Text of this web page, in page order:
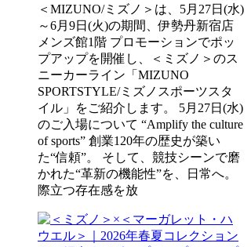
＜MIZUNO/ミズノ＞は、5月27日(水)
～6月9日(火)の期間、伊勢丹新宿店
メンズ館1階 プロモーションでポッ
プアップを開催し、＜ミズノ＞のス
ニーカーライン「MIZUNO
SPORTSTYLE/ミズノスポーツスタ
イル」をご紹介します。 5月27日(水)
のご入場について “Amplify the culture
of sports” 創業120年の歴史が築い
た“信頼”。 そして、競技シーンで磨
かれた“革新の機能性”を、日常へ。
際立つ存在感を放